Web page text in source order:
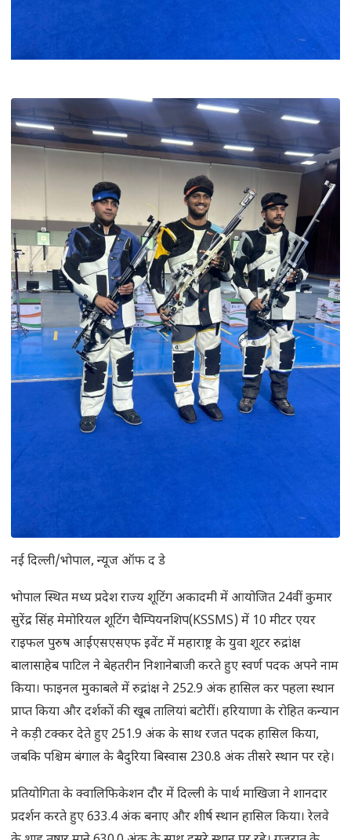
नई दिल्ली/भोपाल, न्यूज ऑफ द डे
भोपाल स्थित मध्य प्रदेश राज्य शूटिंग अकादमी में आयोजित 24वीं कुमार
सुरेंद्र सिंह मेमोरियल शूटिंग चैम्पियनशिप(KSSMS) में 10 मीटर एयर
राइफल पुरुष आईएसएसएफ इवेंट में महाराष्ट्र के युवा शूटर रुद्रांक्ष
बालासाहेब पाटिल ने बेहतरीन निशानेबाजी करते हुए स्वर्ण पदक अपने नाम
किया। फाइनल मुकाबले में रुद्रांक्ष ने 252.9 अंक हासिल कर पहला स्थान
प्राप्त किया और दर्शकों की खूब तालियां बटोरीं। हरियाणा के रोहित कन्यान
ने कड़ी टक्कर देते हुए 251.9 अंक के साथ रजत पदक हासिल किया,
जबकि पश्चिम बंगाल के बैदुरिया बिस्वास 230.8 अंक तीसरे स्थान पर रहे।
प्रतियोगिता के क्वालिफिकेशन दौर में दिल्ली के पार्थ माखिजा ने शानदार
प्रदर्शन करते हुए 633.4 अंक बनाए और शीर्ष स्थान हासिल किया। रेलवे